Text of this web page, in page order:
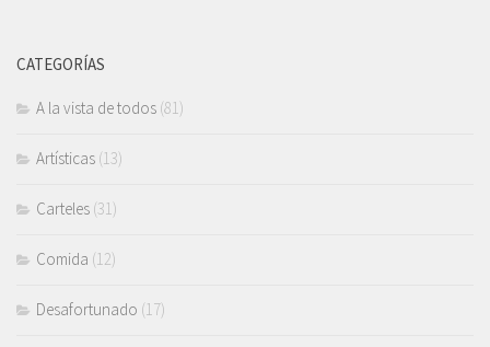
CATEGORÍAS
A la vista de todos (81)
Artísticas (13)
Carteles (31)
Comida (12)
Desafortunado (17)